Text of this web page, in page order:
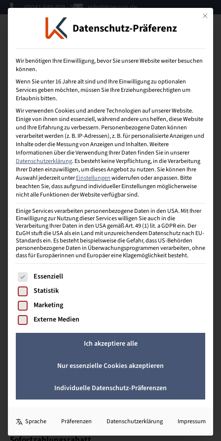
05041 649 409 - 0 info@bzecom.de
So sparst du bei unseren Kursen
Unsere Rabatte für dich
Wir bieten dir verschiedene Möglichkeiten, bei deiner
Weiterbildung zu sparen. Ob du gemeinsam mit einem
Freund startest, frühzeitig buchst oder dein Unternehmen
Mitglied in einem Handelsverband ist – mit unseren
Rabatten kannst du die Veranstaltungskosten reduzieren.
Hier sind unsere Rabattoptionen im Überblick:
Bring-a-friend-Rabatt
Du möchtest deine Fortbildung nicht alleine beginnen?
Wenn du und eine zweite Person gemeinsam denselben
Kurs starten, erhält jeder von euch200 € Rabattauf die
Veranstaltungskosten. Eine ideale Möglichkeit, Lernen mit
Gemeinschaft zu verbinden!
Frühbucherrabatt
Wer früh bucht, spart: Wenn du dich bis drei Monate vor
Kursbeginn anmeldest, ziehen wir dir
Veranstaltungskosten ab. Frühzeitige Planung lohnt sich
Teilnehmendenrabatt
Du hast bereits einen Kurs bei uns – im BZW, BZEcom oder
BZE – absolviert und dafür einen Gutschein erhalten?
Veranstaltung anrechnen lassen.
Mit
Datenschutz-Präferenz
Wir benötigen Ihre Einwilligung, bevor Sie unsere Website weiter besuchen
können.
Wenn Sie unter 16 Jahre alt sind und Ihre Einwilligung zu optionalen
Services geben möchten, müssen Sie Ihre Erziehungsberechtigten um
Erlaubnis bitten.
Wir verwenden Cookies und andere Technologien auf unserer Website.
Einige von ihnen sind essenziell, während andere uns helfen, diese Website
und Ihre Erfahrung zu verbessern.Personenbezogene Daten können
verarbeitet werden (z. B. IP-Adressen), z. B. für personalisierte Anzeigen und
Inhalte oder die Messung von Anzeigen und Inhalten.Weitere
Informationen über die Verwendung Ihrer Daten finden Sie in unserer
Datenschutzerklärung.Es besteht keine Verpflichtung, in die Verarbeitung
Ihrer Daten einzuwilligen, um dieses Angebot zu nutzen.Sie können Ihre
Auswahl jederzeit unterEinstellungenwiderrufen oder anpassen.Bitte
beachten Sie, dass aufgrund individueller Einstellungen möglicherweise
nicht alle Funktionen der Website verfügbar sind.
Einige Services verarbeiten personenbezogene Daten in den USA. Mit Ihrer
Einwilligung zur Nutzung dieser Services willigen Sie auch in die
Verarbeitung Ihrer Daten in den USA gemäß Art. 49 (1) lit. a GDPR ein. Der
EuGH stuft die USA als ein Land mit unzureichendem Datenschutz nach EU-
Standards ein. Es besteht beispielsweise die Gefahr, dass US-Behörden
personenbezogene Daten in Überwachungsprogrammen verarbeiten, ohne
dass für Europäerinnen und Europäer eine Klagemöglichkeit besteht.
Es folgt eine Liste der Service-Gruppen, für die eine
Essenziell
Statistik
Marketing
Externe Medien
Ich akzeptiere alle
Nur essenzielle Cookies akzeptieren
Individuelle Datenschutz-Präferenzen
Sprache Präferenzen Datenschutzerklärung Impressum